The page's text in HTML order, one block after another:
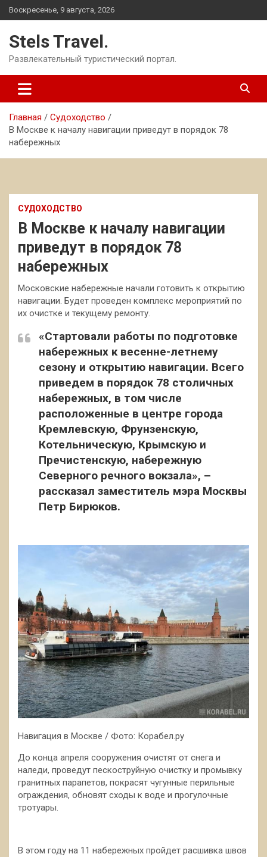
Перейти
к
Воскресенье, 9 августа, 2026
Stels Travel.
Развлекательный туристический портал.
Главная
Судоходство
В Москве к началу навигации приведут в порядок 78
набережных
СУДОХОДСТВО
В Москве к началу навигации
приведут в порядок 78
набережных
Московские набережные начали готовить к открытию
навигации. Будет проведен комплекс мероприятий по
их очистке и текущему ремонту.
«Стартовали работы по подготовке
набережных к весенне-летнему
сезону и открытию навигации. Всего
приведем в порядок 78 столичных
набережных, в том числе
расположенные в центре города
Кремлевскую, Фрунзенскую,
Котельническую, Крымскую и
Пречистенскую, набережную
Северного речного вокзала», –
рассказал заместитель мэра Москвы
Петр Бирюков.
Навигация в Москве / Фото: Корабел.ру
До конца апреля сооружения очистят от снега и
наледи, проведут пескоструйную очистку и промывку
гранитных парапетов, покрасят чугунные перильные
ограждения, обновят сходы к воде и прогулочные
тротуары.
В этом году на 11 набережных пройдет расшивка швов